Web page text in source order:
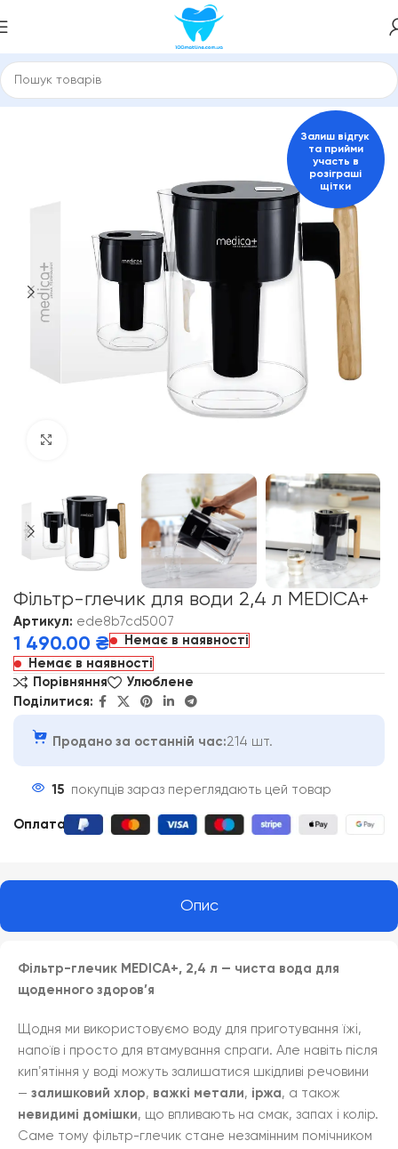
Головна 149061329
Залиш відгук
та прийми
участь в
розіграші
щітки
Фільтр-глечик для води 2,4 л MEDICA+
Артикул: ede8b7cd5007
1 490.00 ₴
Немає в наявності
Немає в наявності
Порівняння
Улюблене
Поділитися:
Продано за останній час:214 шт.
15 покупців зараз переглядають цей товар
Оплата
Опис
Фільтр-глечик MEDICA+, 2,4 л — чиста вода для
щоденного здоров’я
Щодня ми використовуємо воду для приготування їжі,
напоїв і просто для втамування спраги. Але навіть після
кипʼятіння у воді можуть залишатися шкідливі речовини
— залишковий хлор, важкі метали, іржа, а також
невидимі домішки, що впливають на смак, запах і колір.
Саме тому фільтр-глечик стане незамінним помічником